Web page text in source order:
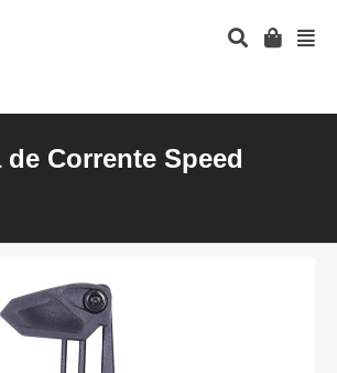
de Corrente Speed